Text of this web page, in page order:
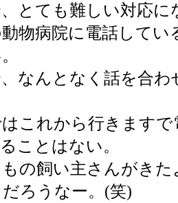
とても難しい対応に
動物病院に電話して
なんとなく話を合わ
これから行きます
ことはない。
の飼い主さんがきた
ろうなー。(笑)